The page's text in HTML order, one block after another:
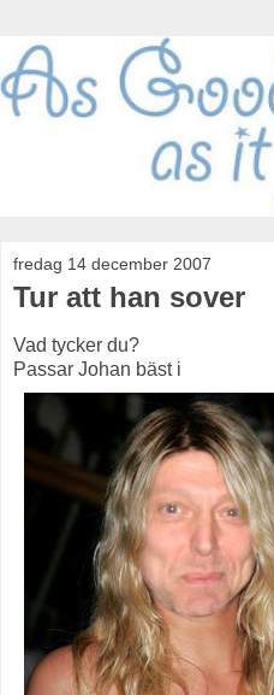
fredag 14 december 2007
Tur att han sover
Vad tycker du?
Passar Johan bäst i